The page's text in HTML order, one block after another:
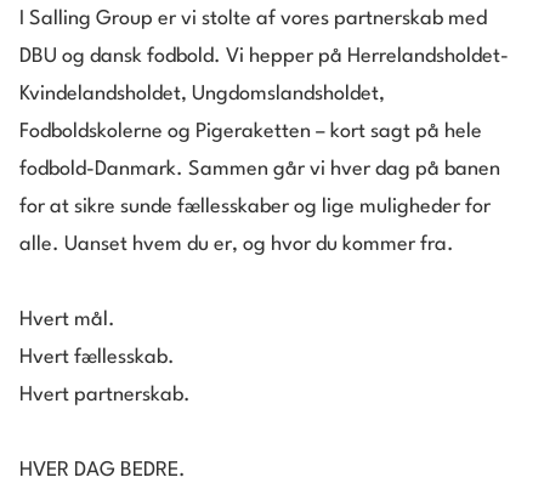
I Salling Group er vi stolte af vores partnerskab med
DBU og dansk fodbold. Vi hepper på Herrelandsholdet-
Kvindelandsholdet, Ungdomslandsholdet,
Fodboldskolerne og Pigeraketten – kort sagt på hele
fodbold-Danmark. Sammen går vi hver dag på banen
for at sikre sunde fællesskaber og lige muligheder for
alle. Uanset hvem du er, og hvor du kommer fra.
Hvert mål.
Hvert fællesskab.
Hvert partnerskab.
HVER DAG BEDRE.